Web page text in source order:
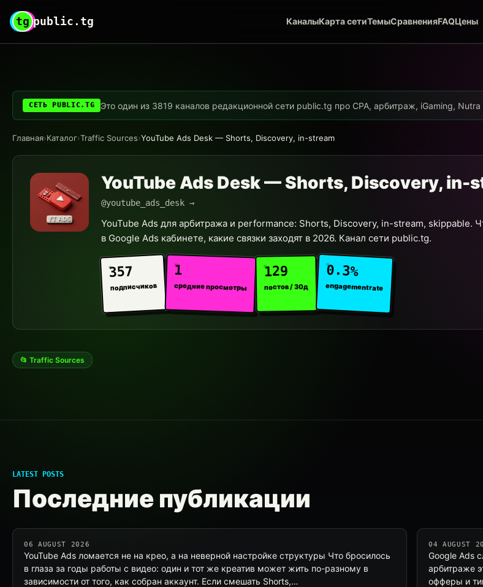
tg public.tg КаналыКарта сетиТемыСравненияFAQЦены
СЕТЬ PUBLIC.TG Это один из 3819 каналов редакционной сети public.tg про CPA, арбитраж, iGaming,
Главная›Каталог›Traffic Sources›YouTube Ads Desk — Shorts, Discovery, in-stream
YouTube Ads Desk — Shorts, Discovery, in-
@youtube_ads_desk →
YouTube Ads для арбитража и performance: Shorts, Discovery, in-stream, skippable.
в Google Ads кабинете, какие связки заходят в 2026. Канал сети public.tg.
357
подписчиков
1
средние просмотры
129
постов / 30д
0.3%
engagement rate
📂 Traffic Sources
LATEST POSTS
Последние публикации
06 AUGUST 2026
YouTube Ads ломается не на крео, а на неверной настройке структуры Что бросилось
в глаза за годы работы с видео: один и тот же креатив может жить по-разному в
зависимости от того, как собран аккаунт. Если смешать Shorts,…
04 AUGUST
Google Ads
арбитраже
офферы и